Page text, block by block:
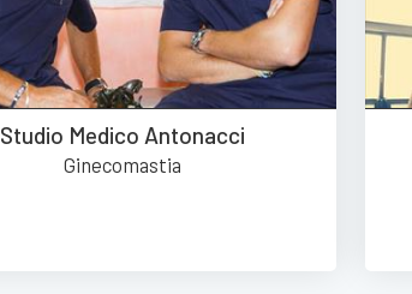
Studio Medico Antonacci
Ginecomastia